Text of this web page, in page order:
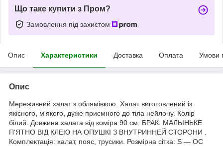
Що таке купити з Пром?
Замовлення під захистом
Опис Характеристики Доставка Оплата Умови
Опис
Мереживний халат з облямівкою. Халат виготовлений із
якісного, м'якого, дуже приємного до тіла нейлону. Колір
білий. Довжина халата від коміра 90 см. БРАК: МАЛЬІНЬКЕ
П'ЯТНО ВІД КЛЕЮ НА ОПУШКІ З ВНУТРИННЕЙ СТОРОНИ .
Комплектація: халат, пояс, трусики. Розмірна сітка: S — ОС